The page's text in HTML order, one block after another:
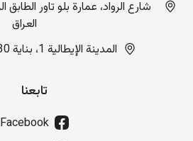
العراق
المدينة الإيطالية 1، بناية 130، أربيل، العراق
تابعنا
Facebook